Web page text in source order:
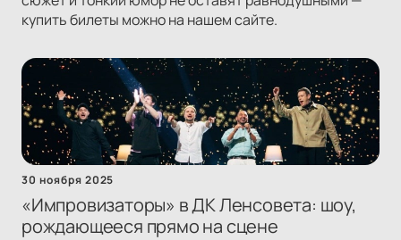
купить билеты можно на нашем сайте.
30 ноября 2025
«Импровизаторы» в ДК Ленсовета: шоу,
рождающееся прямо на сцене